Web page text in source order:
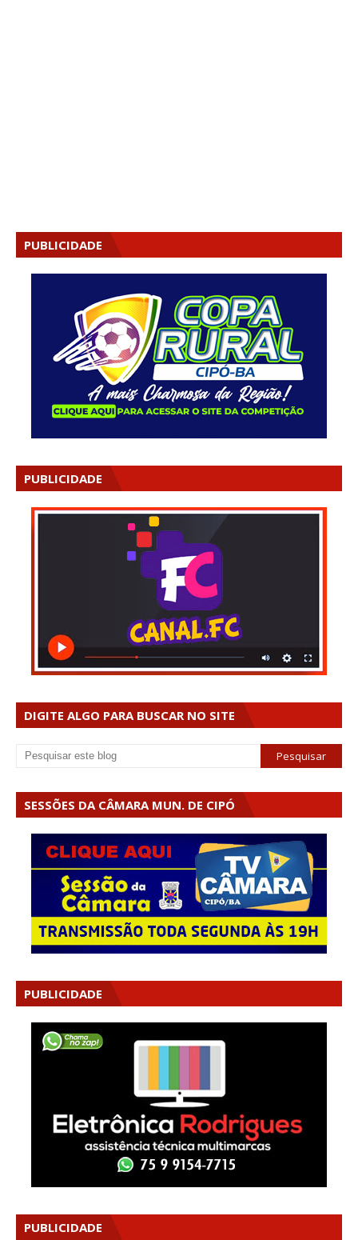
PUBLICIDADE
PUBLICIDADE
DIGITE ALGO PARA BUSCAR NO SITE
SESSÕES DA CÂMARA MUN. DE CIPÓ
PUBLICIDADE
PUBLICIDADE